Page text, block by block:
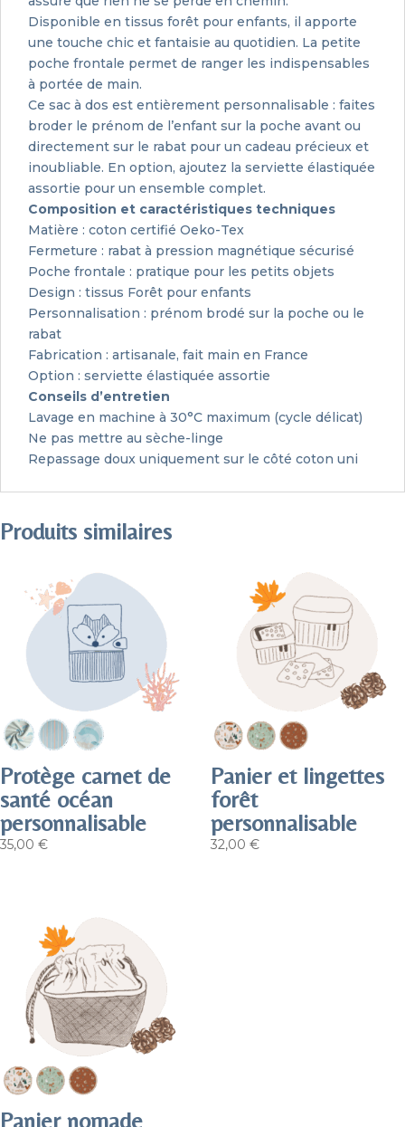
Disponible en tissus forêt pour enfants, il apporte
une touche chic et fantaisie au quotidien. La petite
poche frontale permet de ranger les indispensables
à portée de main.
Ce sac à dos est entièrement personnalisable : faites
broder le prénom de l’enfant sur la poche avant ou
directement sur le rabat pour un cadeau précieux et
inoubliable. En option, ajoutez la serviette élastiquée
assortie pour un ensemble complet.
Composition et caractéristiques techniques
Matière : coton certifié Oeko-Tex
Fermeture : rabat à pression magnétique sécurisé
Poche frontale : pratique pour les petits objets
Design : tissus Forêt pour enfants
Personnalisation : prénom brodé sur la poche ou le
rabat
Fabrication : artisanale, fait main en France
Option : serviette élastiquée assortie
Conseils d’entretien
Lavage en machine à 30°C maximum (cycle délicat)
Ne pas mettre au sèche-linge
Repassage doux uniquement sur le côté coton uni
Produits similaires
Protège carnet de
santé océan
personnalisable
35,00 €
Panier et lingettes
forêt
personnalisable
32,00 €
Panier nomade